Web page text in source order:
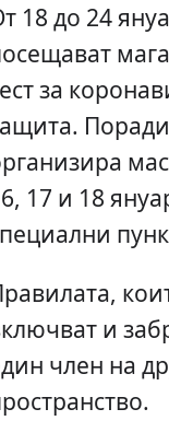
18 до 24
за
17 и 18
и
член на